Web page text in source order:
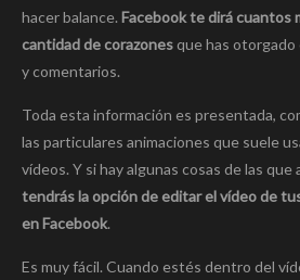
hacer balance. Facebook te dirá cuantos
cantidad de corazonesque has
y comentarios.
Toda esta información es presentada,
las particulares animaciones que suele
vídeos. Y si hay algunas cosas de las
tendrás la opción de editar el vídeo de
en Facebook.
Es muy fácil. Cuando estés dentro del